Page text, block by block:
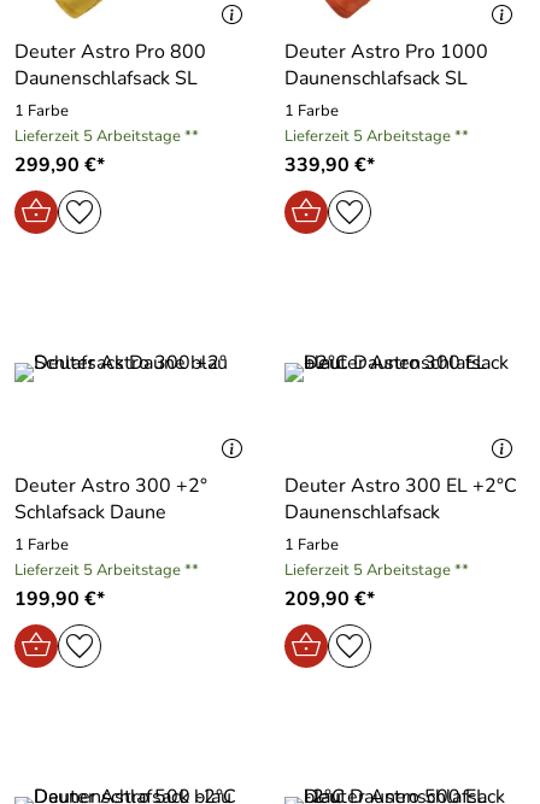
Deuter Astro Pro 800
Daunenschlafsack SL
1 Farbe
Lieferzeit 5 Arbeitstage **
299,90 €*
Deuter Astro Pro 1000
Daunenschlafsack SL
1 Farbe
Lieferzeit 5 Arbeitstage **
339,90 €*
Deuter Astro 300 +2°
Schlafsack Daune
1 Farbe
Lieferzeit 5 Arbeitstage **
199,90 €*
Deuter Astro 300 EL +2°C
Daunenschlafsack
1 Farbe
Lieferzeit 5 Arbeitstage **
209,90 €*